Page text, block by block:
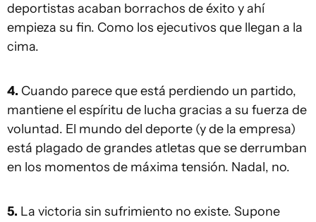
deportistas acaban borrachos de éxito y ahí
empieza su fin. Como los ejecutivos que llegan a la
cima.
4. Cuando parece que está perdiendo un partido,
mantiene el espíritu de lucha gracias a su fuerza de
voluntad. El mundo del deporte (y de la empresa)
está plagado de grandes atletas que se derrumban
en los momentos de máxima tensión. Nadal, no.
5. La victoria sin sufrimiento no existe. Supone